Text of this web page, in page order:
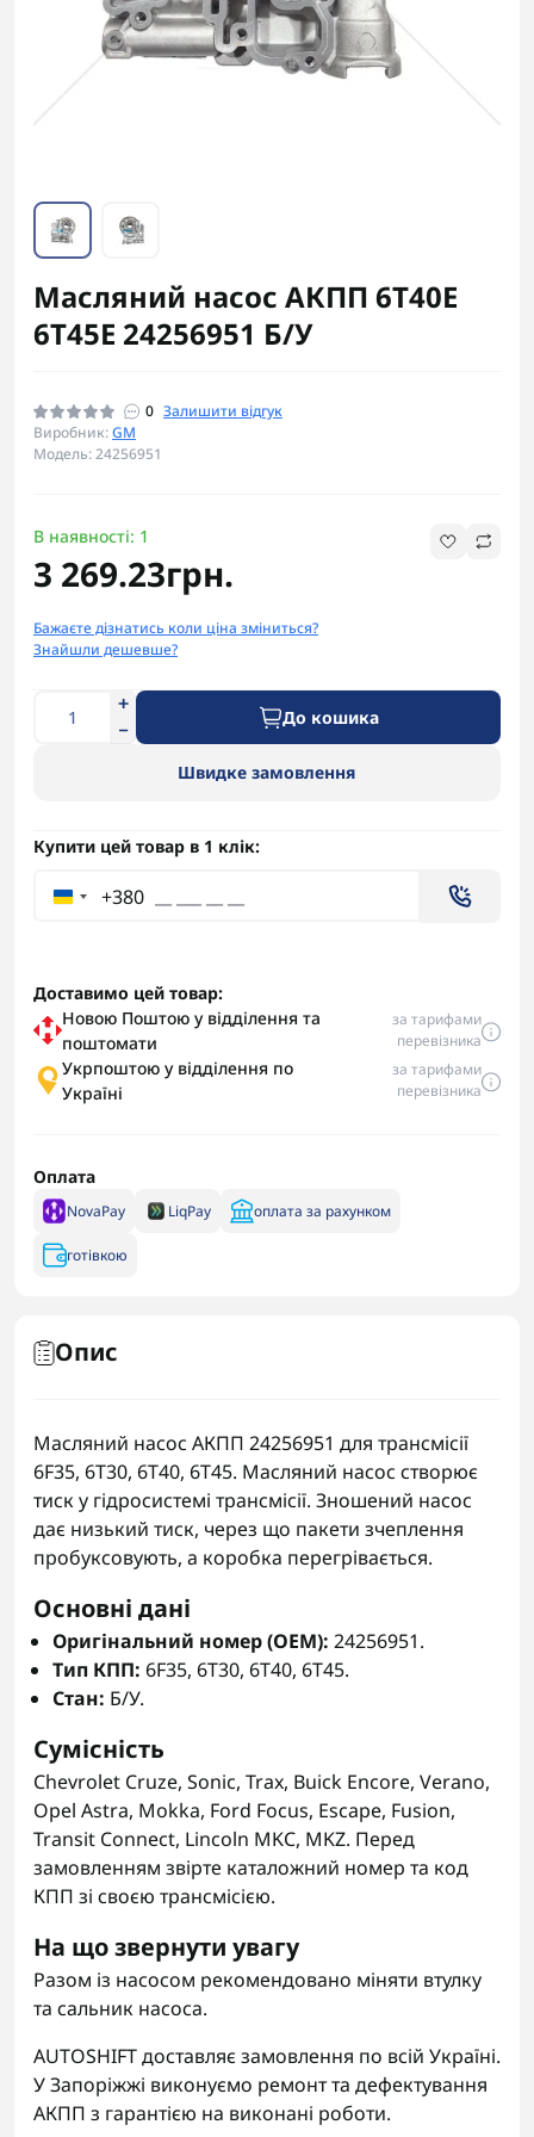
Масляний насос АКПП 6T40E
6T45E 24256951 Б/У
0 Залишити відгук
Виробник:GM
Модель: 24256951
В наявності: 1
3 269.23грн.
Бажаєте дізнатись коли ціна зміниться?
Знайшли дешевше?
До кошика
Швидке замовлення
Купити цей товар в 1 клік:
+380
Доставимо цей товар:
Новою Поштою у відділення та
поштомати
за тарифами
перевізника
Укрпоштою у відділення по
Україні
за тарифами
перевізника
Оплата
NovaPay LiqPay оплата за рахунком
готівкою
Опис
Масляний насос АКПП 24256951 для трансмісії
6F35, 6T30, 6T40, 6T45. Масляний насос створює
тиск у гідросистемі трансмісії. Зношений насос
дає низький тиск, через що пакети зчеплення
пробуксовують, а коробка перегрівається.
Основні дані
Оригінальний номер (OEM): 24256951.
Тип КПП: 6F35, 6T30, 6T40, 6T45.
Стан: Б/У.
Сумісність
Chevrolet Cruze, Sonic, Trax, Buick Encore, Verano,
Opel Astra, Mokka, Ford Focus, Escape, Fusion,
Transit Connect, Lincoln MKC, MKZ. Перед
замовленням звірте каталожний номер та код
КПП зі своєю трансмісією.
На що звернути увагу
Разом із насосом рекомендовано міняти втулку
та сальник насоса.
AUTOSHIFT доставляє замовлення по всій Україні.
У Запоріжжі виконуємо ремонт та дефектування
АКПП з гарантією на виконані роботи.